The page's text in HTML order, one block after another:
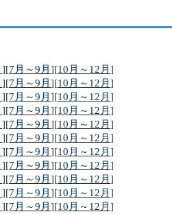
][7月～9月 ][10月～12月 ]
][7月～9月 ][10月～12月 ]
][7月～9月 ][10月～12月 ]
][7月～9月 ][10月～12月 ]
][7月～9月 ][10月～12月 ]
][7月～9月 ][10月～12月 ]
][7月～9月 ][10月～12月 ]
][7月～9月 ][10月～12月 ]
][7月～9月 ][10月～12月 ]
][7月～9月 ][10月～12月 ]
][7月～9月 ][10月～12月 ]